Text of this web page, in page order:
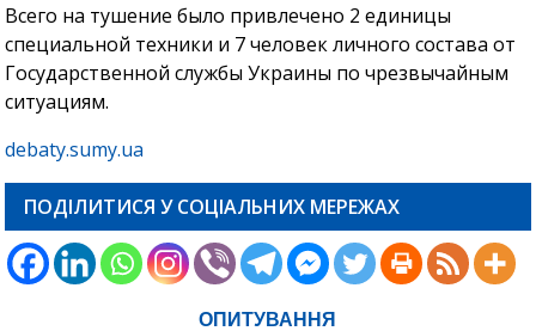
Всего на тушение было привлечено 2 единицы
специальной техники и 7 человек личного состава от
Государственной службы Украины по чрезвычайным
ситуациям.
debaty.sumy.ua
ПОДІЛИТИСЯ У СОЦІАЛЬНИХ МЕРЕЖАХ
ОПИТУВАННЯ